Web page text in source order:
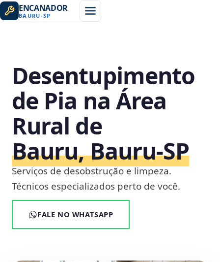
ENCANADOR
BAURU-SP
Desentupimento
de Pia na Área
Rural de
Bauru, Bauru‑SP
Serviços de desobstrução e limpeza.
Técnicos especializados perto de você.
FALE NO WHATSAPP